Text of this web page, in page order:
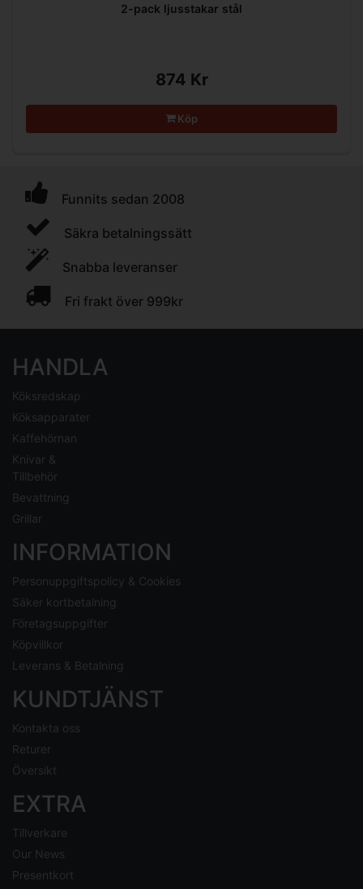
2-pack ljusstakar stål
874 Kr
Köp
Funnits sedan 2008
Säkra betalningssätt
Snabba leveranser
Fri frakt över 999kr
HANDLA
Köksredskap
Köksapparater
Kaffehörnan
Knivar &
Tillbehör
Bevattning
Grillar
INFORMATION
Personuppgiftspolicy & Cookies
Säker kortbetalning
Företagsuppgifter
Köpvillkor
Leverans & Betalning
KUNDTJÄNST
Kontakta oss
Returer
Översikt
EXTRA
Tillverkare
Our News
Presentkort